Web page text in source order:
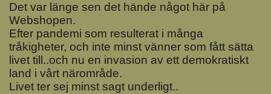
Det var länge sen det hände något här på
Webshopen.
Efter pandemi som resulterat i många
tråkigheter, och inte minst vänner som fått sätta
livet till..och nu en invasion av ett demokratiskt
land i vårt närområde.
Livet ter sej minst sagt underligt..